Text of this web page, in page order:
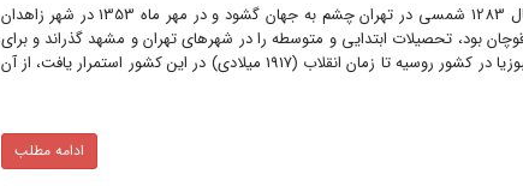
امیر توکل کامبوزیا، فرزند امیربابا مشیر دیوان در سال 1283 شمسى در تهران چشم به جهان گشود و در مهر ماه 1353 در شهر زاهدان
بود، تحصیلات ابتدایى و متوسطه را در شهرهاى تهران و مشهد گذراند و براى
تکمیل تحصیلات خود عازم تاشکند گردید. حضور کامبوزیا در کشور روسیه تا زمان انقلاب (1917 میلادى) در این کشور استمرار یافت، از آن
ادامه مطلب